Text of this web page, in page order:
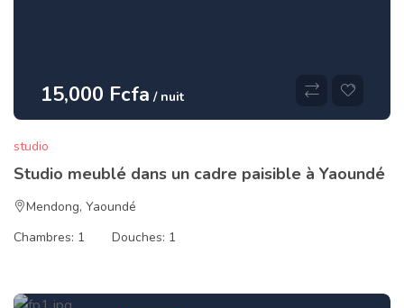
15,000 Fcfa / nuit
studio
Studio meublé dans un cadre paisible à Yaoundé
Mendong, Yaoundé
Chambres: 1 Douches: 1